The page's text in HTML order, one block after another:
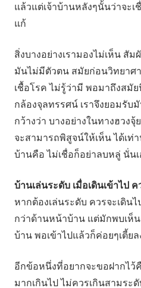
แล้วแต่เจ้าบ้านหลังๆนั้นว่าจะ
แก้
สิ่งบางอย่างเรามองไม่เห็น สั
มันไม่มีตัวตน สมัยก่อนวิทยาศา
เชื้อโรค ไม่รู้ว่ามี พอมาถึงสมัย
กล้องจุลทรรศน์ เราจึงยอมรับ
กว้างว่า บางอย่างในทางฮวง
จะสามารถพิสูจน์ให้เห็น ได้เท่
บ้านคือ ไม่เชื่อก็อย่าลบหลู่ นั่นเ
บ้านเล่นระดับ เมื่อเดินเข้าไป
หากต้องเล่นระดับ ควรจะเดิน
กว่าด้านหน้าบ้าน แต่มักพบเห็
บ้าน พอเข้าไปแล้วก็ค่อยๆเตี้ยล
อีกข้อหนึ่งที่อยากจะขอฝากไว้
มากเกินไป ไม่ควรเกินสามระดั